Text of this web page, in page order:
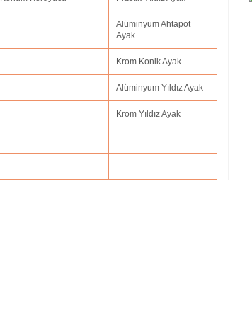
Alüminyum Ahtapot
Ayak
Krom Konik Ayak
Alüminyum Yıldız Ayak
Krom Yıldız Ayak